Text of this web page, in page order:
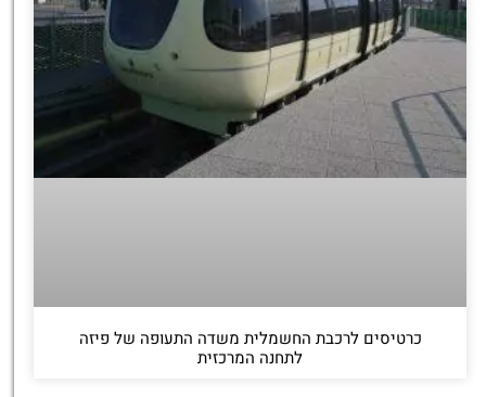
כרטיסים לרכבת החשמלית משדה התעופה של פיזה
לתחנה המרכזית